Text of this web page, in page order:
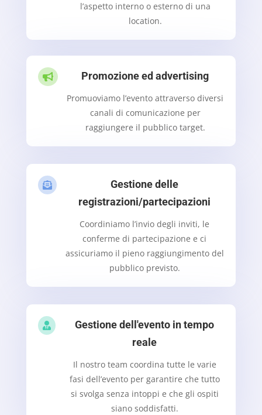
l’aspetto interno o esterno di una
location.
 Promozione ed advertising
Promuoviamo l’evento attraverso diversi
canali di comunicazione per
raggiungere il pubblico target.

Gestione delle
registrazioni/partecipazioni
Coordiniamo l’invio degli inviti, le
conferme di partecipazione e ci
assicuriamo il pieno raggiungimento del
pubblico previsto.

Gestione dell'evento in tempo
reale
Il nostro team coordina tutte le varie
fasi dell’evento per garantire che tutto
si svolga senza intoppi e che gli ospiti
siano soddisfatti.